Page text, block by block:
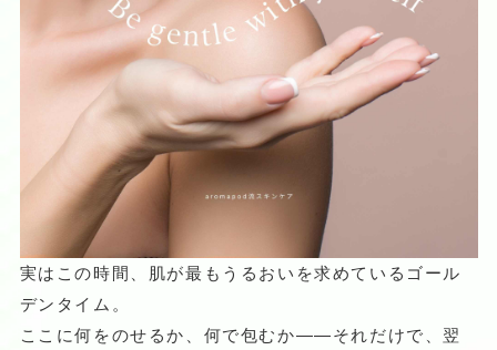
実はこの時間、肌が最もうるおいを求めているゴール
デンタイム。
ここに何をのせるか、何で包むか——それだけで、翌